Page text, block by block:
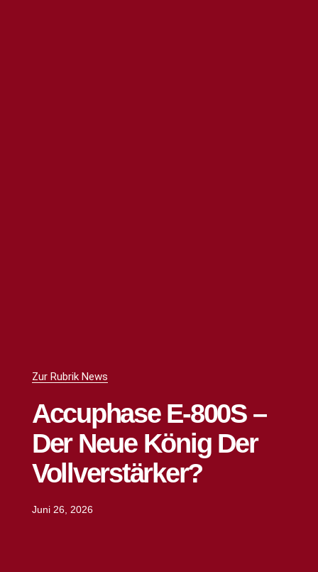
Zur Rubrik News
Accuphase E-800S –
Der Neue König Der
Vollverstärker?
Juni 26, 2026